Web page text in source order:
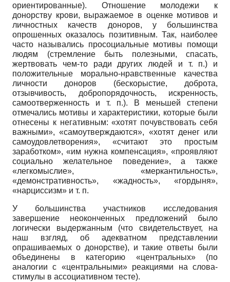
ориентированные). Отношение молодежи к
донорству крови, выражаемое в оценке мотивов и
личностных качеств доноров, у большинства
опрошенных оказалось позитивным. Так, наиболее
часто назывались просоциальные мотивы помощи
людям (стремление быть полезными, спасать,
жертвовать чем-то ради других людей и т. п.) и
положительные морально-нравственные качества
личности доноров (бескорыстие, доброта,
отзывчивость, добропорядочность, искренность,
самоотверженность и т. п.). В меньшей степени
отмечались мотивы и характеристики, которые были
отнесены к негативным: «хотят почувствовать себя
важными», «самоутверждаются», «хотят денег или
самоудовлетворения», «считают это простым
заработком», «им нужна компенсация», «проявляют
социально желательное поведение», а также
«легкомыслие», «меркантильность»,
«демонстративность», «жадность», «гордыня»,
«нарциссизм» и т. п.
У большинства участников исследования
завершение неоконченных предложений было
логически выдержанным (что свидетельствует, на
наш взгляд, об адекватном представлении
опрашиваемых о донорстве), и такие ответы были
объединены в категорию «центральных» (по
аналогии с «центральными» реакциями на слова-
стимулы в ассоциативном тесте).